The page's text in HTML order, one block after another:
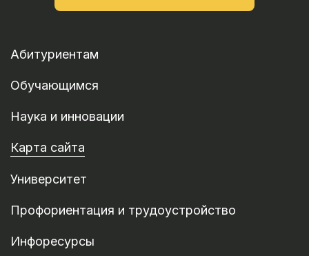
Абитуриентам
Обучающимся
Наука и инновации
Карта сайта
Университет
Профориентация и трудоустройство
Инфоресурсы